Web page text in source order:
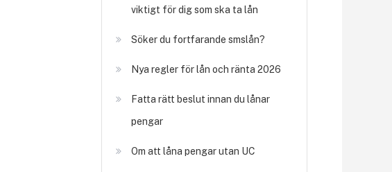
viktigt för dig som ska ta lån
Söker du fortfarande smslån?
Nya regler för lån och ränta 2026
Fatta rätt beslut innan du lånar
pengar
Om att låna pengar utan UC